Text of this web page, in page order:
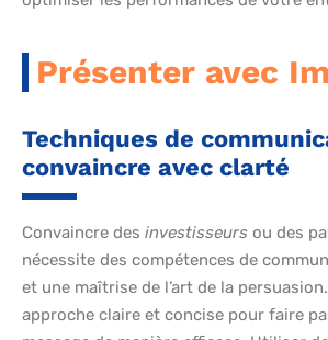
Présenter avec
Techniques de
convaincre avec clarté
Convaincre des investisseurs ou des
nécessite des compétences de
et une maîtrise de l’art de la
approche claire et concise pour faire